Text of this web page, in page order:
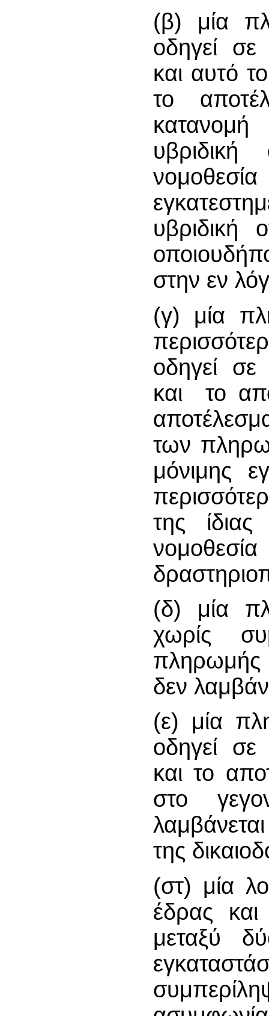
(β) μία
οδηγεί
και αυτό
το
υβριδική
στην εν
(γ) μία
οδηγεί
και το
των
μόνιμης
της
(δ) μία
χωρίς
πληρωμής
δεν
(ε) μία
οδηγεί
και το
στο
της
(στ) μία
έδρας
μεταξύ